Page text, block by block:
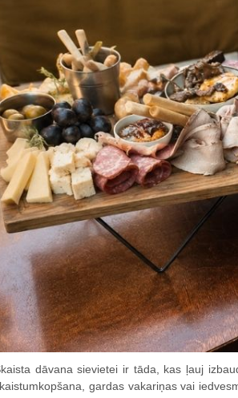
dāvana sievietei ir tāda, kas ļauj
gardas vakariņas vai